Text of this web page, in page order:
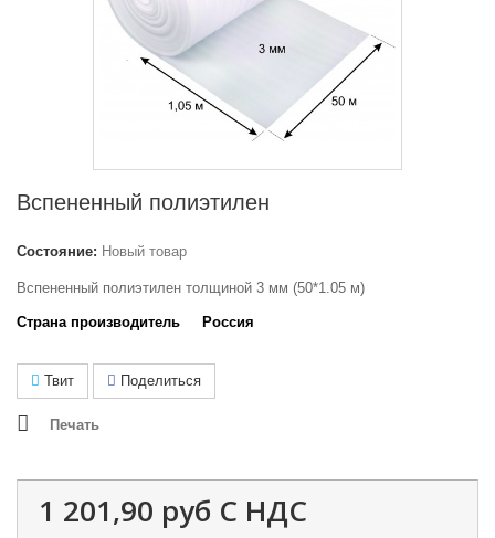
Вспененный полиэтилен
Состояние: Новый товар
Вспененный полиэтилен толщиной 3 мм (50*1.05 м)
Страна производитель Россия
Твит Поделиться
Печать
1 201,90 руб С НДС